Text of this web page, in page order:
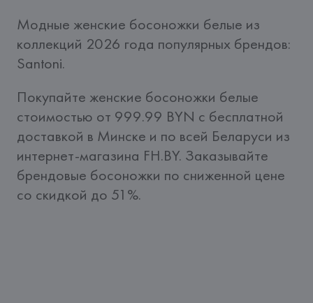
Модные женские босоножки белые из
коллекций 2026 года популярных брендов:
Santoni.
Покупайте женские босоножки белые
стоимостью от 999.99 BYN c бесплатной
доставкой в Минске и по всей Беларуси из
интернет-магазина FH.BY. Заказывайте
брендовые босоножки по сниженной цене
со скидкой до 51%.